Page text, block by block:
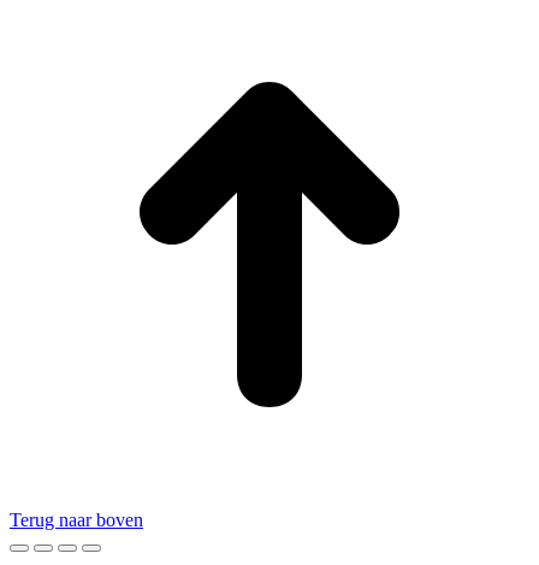
Terug naar boven